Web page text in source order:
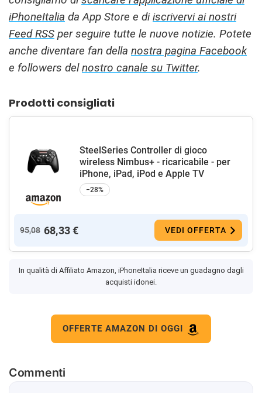
iPhoneItalia da App Store e diiscrivervi ai nostri
Feed RSS per seguire tutte le nuove notizie. Potete
anche diventare fan della nostra pagina Facebook
e followers delnostro canale su Twitter.
Prodotti consigliati
SteelSeries Controller di gioco
wireless Nimbus+ - ricaricabile - per
iPhone, iPad, iPod e Apple TV
−28%
95,08 68,33 € VEDI OFFERTA
In qualità di Affiliato Amazon, iPhoneItalia riceve un guadagno dagli
acquisti idonei.
OFFERTE AMAZON DI OGGI
Commenti